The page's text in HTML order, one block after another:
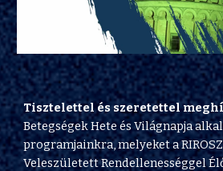
Tisztelettel és szeretettel
Betegségek Hete és Világnapja
programjainkra, melyeket a
Veleszületett Rendellenességgel